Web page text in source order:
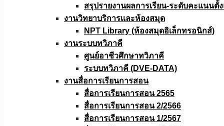
สรุปรายงานผลการเรียน-ระดับคะแนนตั้
งานวิทยาบริการเเละห้องสมุด
NPT Library (ห้องสมุดอิเล็กทรอนิกส์)
งานระบบทวิภาคี
ศูนย์อาชีวศึกษาทวิภาคี
ระบบทวิภาคี (DVE-DATA)
งานสื่อการเรียนการสอน
สื่อการเรียนการสอน 2565
สื่อการเรียนการสอน 2/2566
สื่อการเรียนการสอน 1/2567